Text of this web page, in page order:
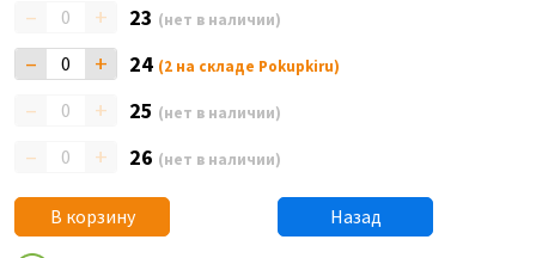
– + 23 (нет в наличии)
– + 24 (2 на складе Pokupkiru)
– + 25 (нет в наличии)
– + 26 (нет в наличии)
В корзину Назад